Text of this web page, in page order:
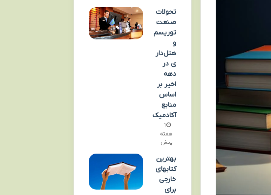
تحولات
صنعت
توریسم
و
هتل‌دار
ی در
دهه
اخیر بر
اساس
منابع
آکادمیک
1
هفته
پیش
بهترین
کتابهای
خارجی
برای